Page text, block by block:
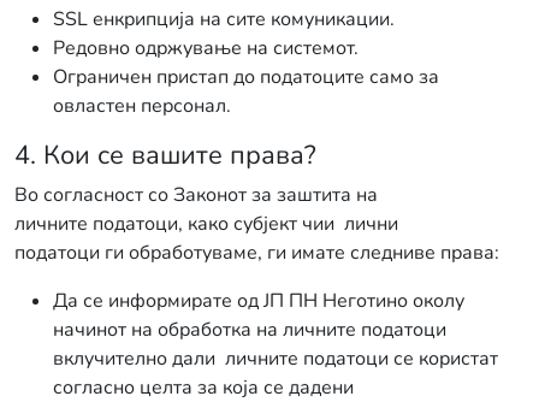
SSL енкрипција на сите комуникации.
Редовно одржување на системот.
Ограничен пристап до податоците само за
овластен персонал.
4. Кои се вашите права?
Во согласност со Законот за заштита на
личните податоци, како субјект чии лични
податоци ги обработуваме, ги имате следниве права:
Да се информирате од ЈП ПН Неготино околу
начинот на обработка на личните податоци
вклучително дали личните податоци се користат
согласно целта за која се дадени